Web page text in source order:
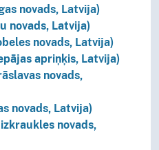
novads, Latvija)
novads, Latvija)
novads, Latvija)
apriņķis, Latvija)
novads,
novads, Latvija)
novads,